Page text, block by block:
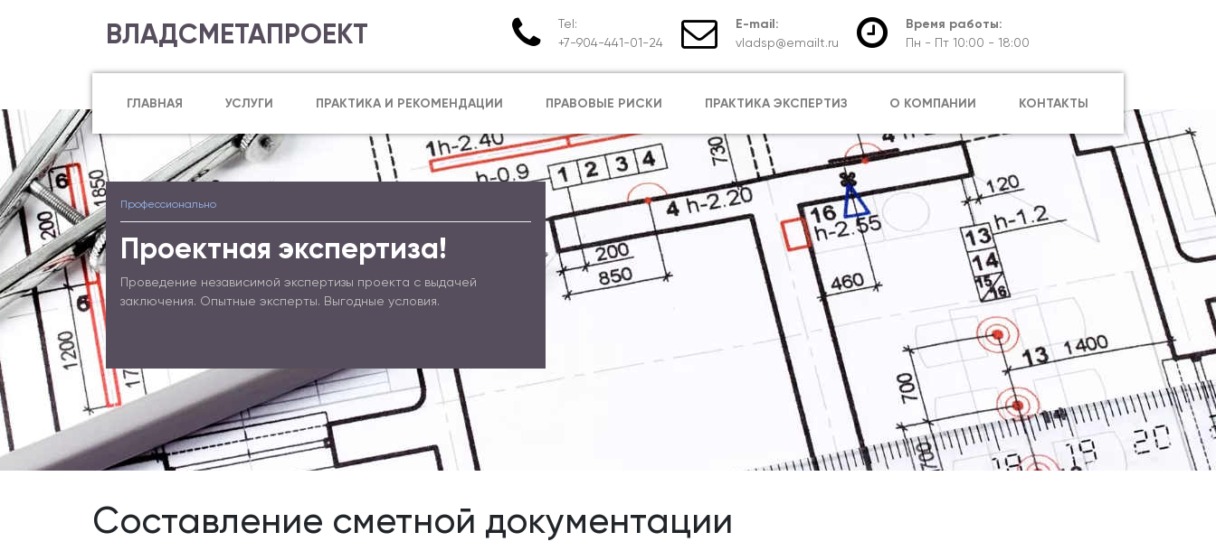
ВЛАДСМЕТАПРОЕКТ
Tel:
+7-904-441-01-24
E-mail:
vladsp@emailt.ru
Время работы:
Пн - Пт 10:00 - 18:00
ГЛАВНАЯ УСЛУГИ ПРАКТИКА И РЕКОМЕНДАЦИИ ПРАВОВЫЕ РИСКИ ПРАКТИКА ЭКСПЕРТИЗ О КОМПАНИИ КОНТАКТЫ
Профессионально
Проектная экспертиза!
Проведение независимой экспертизы проекта с выдачей
заключения. Опытные эксперты. Выгодные условия.
Составление сметной документации